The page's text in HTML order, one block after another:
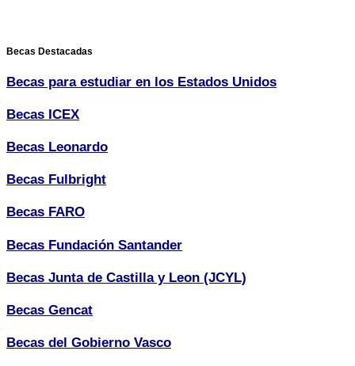
Becas Destacadas
Becas para estudiar en los Estados Unidos
Becas ICEX
Becas Leonardo
Becas Fulbright
Becas FARO
Becas Fundación Santander
Becas Junta de Castilla y Leon (JCYL)
Becas Gencat
Becas del Gobierno Vasco